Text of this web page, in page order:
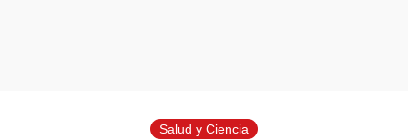
Salud y Ciencia